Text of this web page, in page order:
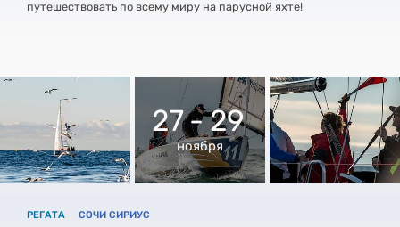
путешествовать по всему миру на парусной яхте!
27 - 29
ноября
РЕГАТА СОЧИ СИРИУС